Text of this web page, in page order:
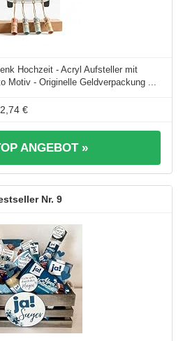
Hochzeit - Acryl Aufsteller mit
Motiv - Originelle Geldverpackung ...
€
ANGEBOT »
9